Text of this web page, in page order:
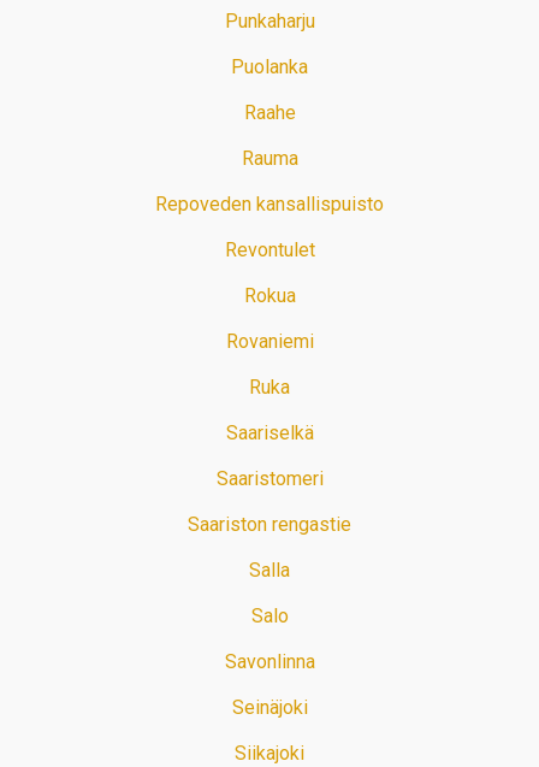
Punkaharju
Puolanka
Raahe
Rauma
Repoveden kansallispuisto
Revontulet
Rokua
Rovaniemi
Ruka
Saariselkä
Saaristomeri
Saariston rengastie
Salla
Salo
Savonlinna
Seinäjoki
Siikajoki